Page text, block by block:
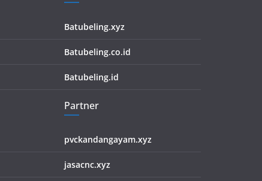
Batubeling.xyz
Batubeling.co.id
Batubeling.id
Partner
pvckandangayam.xyz
jasacnc.xyz